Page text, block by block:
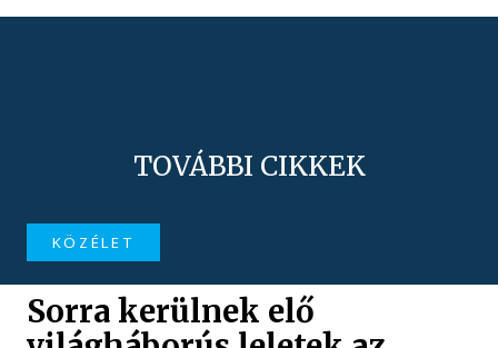
TOVÁBBI CIKKEK
KÖZÉLET
Sorra kerülnek elő